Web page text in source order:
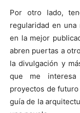
Por otro lado,
regularidad en
en la mejor
abren puertas a
la divulgación y
que me
proyectos de
guía de la